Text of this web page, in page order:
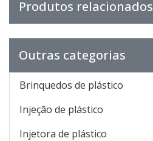
Produtos relacionados
Outras categorias
Brinquedos de plástico
Injeção de plástico
Injetora de plástico